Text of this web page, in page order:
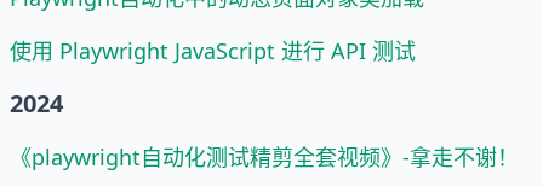
使用 Playwright JavaScript 进行 API 测试
2024
《playwright自动化测试精剪全套视频》-拿走不谢！